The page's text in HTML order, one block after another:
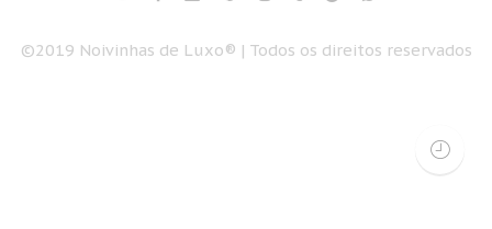
©2019 Noivinhas de Luxo® | Todos os direitos reservados